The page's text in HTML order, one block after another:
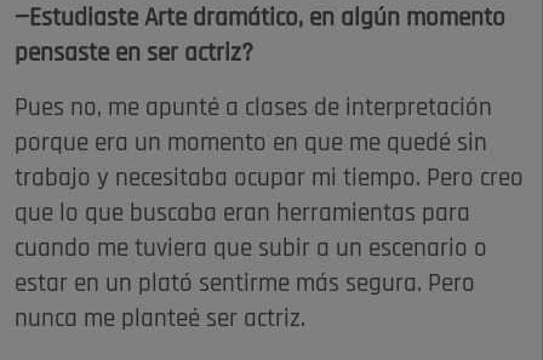
—Estudiaste Arte dramático, en algún momento
pensaste en ser actriz?
Pues no, me apunté a clases de interpretación
porque era un momento en que me quedé sin
trabajo y necesitaba ocupar mi tiempo. Pero creo
que lo que buscaba eran herramientas para
cuando me tuviera que subir a un escenario o
estar en un plató sentirme más segura. Pero
nunca me planteé ser actriz.